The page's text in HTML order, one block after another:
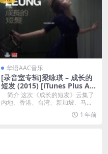
华语AAC音乐
[录音室专辑]梁咏琪 – 成长的
短发 (2015) [iTunes Plus AA
C]
简介 这次《成长的短发》云集了
内地、香港、台湾、新加坡、马来
1 年前